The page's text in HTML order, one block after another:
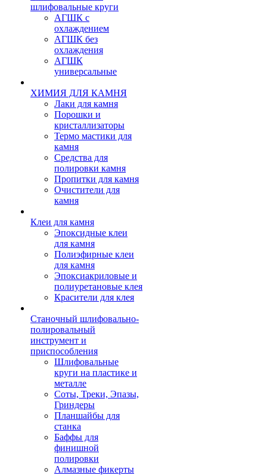
шлифовальные круги
АГШК с
охлаждением
АГШК без
охлаждения
АГШК
универсальные
ХИМИЯ ДЛЯ КАМНЯ
Лаки для камня
Порошки и
кристаллизаторы
Термо мастики для
камня
Средства для
полировки камня
Пропитки для камня
Очистители для
камня
Клеи для камня
Эпоксидные клеи
для камня
Полиэфирные клеи
для камня
Эпоксиакриловые и
полиуретановые клея
Красители для клея
Станочный шлифовально-
полировальный
инструмент и
приспособления
Шлифовальные
круги на пластике и
металле
Соты, Треки, Эпазы,
Гриндеры
Планшайбы для
станка
Баффы для
финишной
полировки
Алмазные фикерты